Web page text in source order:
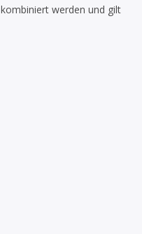
werden und gilt